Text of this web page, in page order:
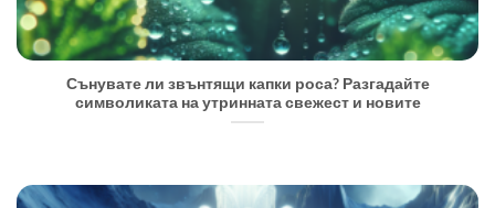
Сънувате ли звънтящи капки роса? Разгадайте
символиката на утринната свежест и новите